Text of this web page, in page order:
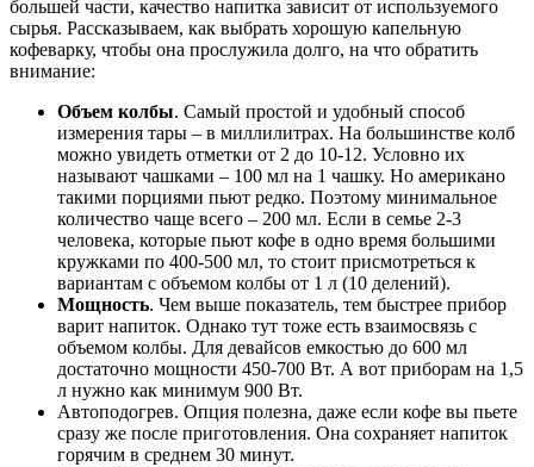
большей части, качество напитка зависит от используемого
сырья. Рассказываем, как выбрать хорошую капельную
кофеварку, чтобы она прослужила долго, на что обратить
внимание:
Объем колбы. Самый простой и удобный способ
измерения тары – в миллилитрах. На большинстве колб
можно увидеть отметки от 2 до 10-12. Условно их
называют чашками – 100 мл на 1 чашку. Но американо
такими порциями пьют редко. Поэтому минимальное
количество чаще всего – 200 мл. Если в семье 2-3
человека, которые пьют кофе в одно время большими
кружками по 400-500 мл, то стоит присмотреться к
вариантам с объемом колбы от 1 л (10 делений).
Мощность. Чем выше показатель, тем быстрее прибор
варит напиток. Однако тут тоже есть взаимосвязь с
объемом колбы. Для девайсов емкостью до 600 мл
достаточно мощности 450-700 Вт. А вот приборам на 1,5
л нужно как минимум 900 Вт.
Автоподогрев. Опция полезна, даже если кофе вы пьете
сразу же после приготовления. Она сохраняет напиток
горячим в среднем 30 минут.